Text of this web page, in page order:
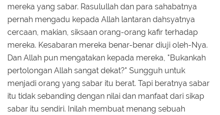
mereka yang sabar. Rasulullah dan para sahabatnya
pernah mengadu kepada Allah lantaran dahsyatnya
cercaan, makian, siksaan orang-orang kafir terhadap
mereka. Kesabaran mereka benar-benar diuji oleh-Nya.
Dan Allah pun mengatakan kepada mereka, "Bukankah
pertolongan Allah sangat dekat?" Sungguh untuk
menjadi orang yang sabar itu berat. Tapi beratnya sabar
itu tidak sebanding dengan nilai dan manfaat dari sikap
sabar itu sendiri. Inilah membuat menang sebuah